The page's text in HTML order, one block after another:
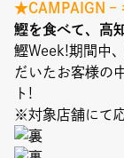
★CAMPAIGN –
鰹を食べて、高
鰹Week!期間中
だいたお客様の
ト!
※対象店舗にて